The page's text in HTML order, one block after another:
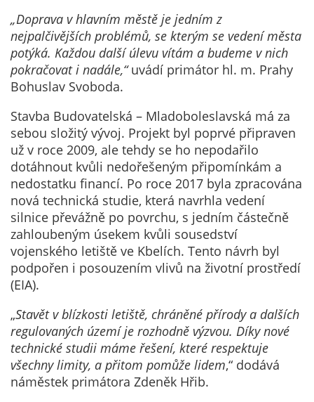
„Doprava v hlavním městě je jedním z
nejpalčivějších problémů, se kterým se vedení města
potýká. Každou další úlevu vítám a budeme v nich
pokračovat i nadále,“uvádí primátor hl. m. Prahy
Bohuslav Svoboda.
Stavba Budovatelská – Mladoboleslavská má za
sebou složitý vývoj. Projekt byl poprvé připraven
už v roce 2009, ale tehdy se ho nepodařilo
dotáhnout kvůli nedořešeným připomínkám a
nedostatku financí. Po roce 2017 byla zpracována
nová technická studie, která navrhla vedení
silnice převážně po povrchu, s jedním částečně
zahloubeným úsekem kvůli sousedství
vojenského letiště ve Kbelích. Tento návrh byl
podpořen i posouzením vlivů na životní prostředí
(EIA).
„Stavět v blízkosti letiště, chráněné přírody a dalších
regulovaných území je rozhodně výzvou. Díky nové
technické studii máme řešení, které respektuje
všechny limity, a přitom pomůže lidem,“ dodává
náměstek primátora Zdeněk Hřib.
cookies
nemohou být
individuálně
deaktivovány
aktivovány.
Analytické
cookies
Analytické
cookies nám
umožňují
měření
výkonu
reklamních
kampaní.
Jejich pomocí
určujeme
počet návštěv